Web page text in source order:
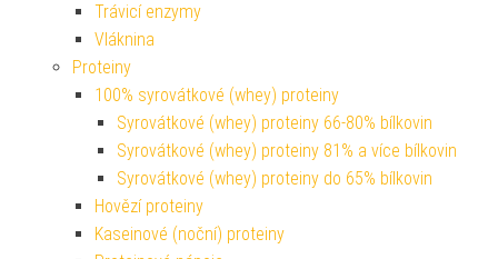
Trávicí enzymy
Vláknina
Proteiny
100% syrovátkové (whey) proteiny
Syrovátkové (whey) proteiny 66-80% bílkovin
Syrovátkové (whey) proteiny 81% a více bílkovin
Syrovátkové (whey) proteiny do 65% bílkovin
Hovězí proteiny
Kaseinové (noční) proteiny